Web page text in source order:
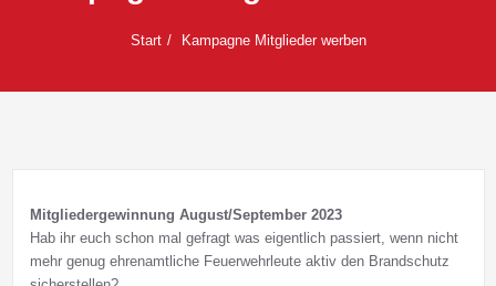
Start Kampagne Mitglieder werben
Mitgliedergewinnung August/September 2023
Hab ihr euch schon mal gefragt was eigentlich passiert, wenn nicht
mehr genug ehrenamtliche Feuerwehrleute aktiv den Brandschutz